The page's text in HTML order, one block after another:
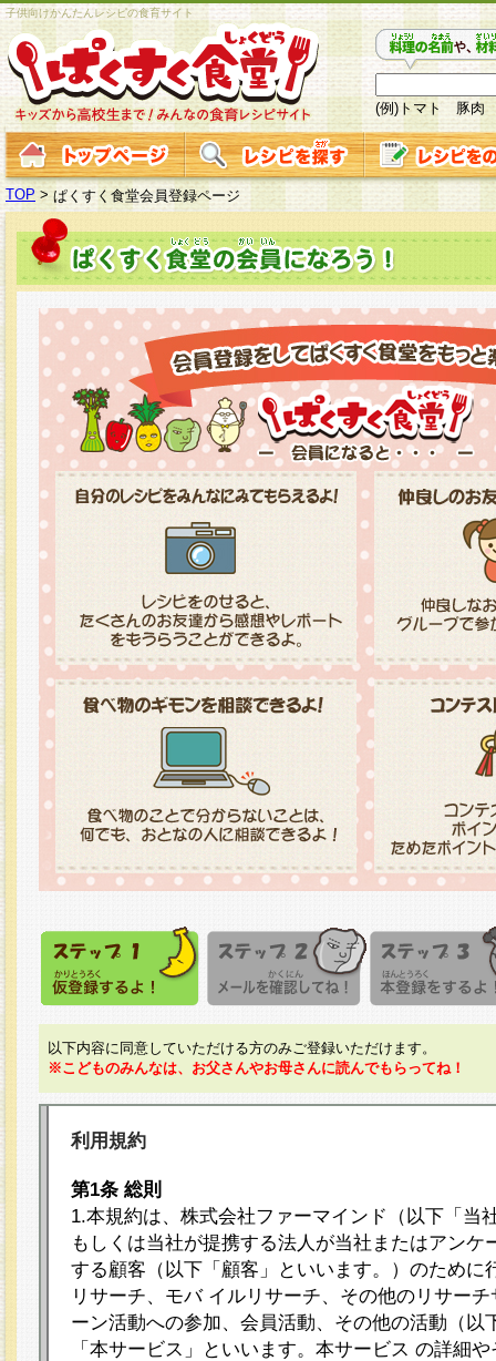
子供向けかんたんレシピの食育サイト
(例)トマト 豚肉
TOP > ぱくすく食堂会員登録ページ
以下内容に同意していただける方のみご登録いただけます。
※こどものみんなは、お父さんやお母さんに読んでもらってね！
利用規約
第1条 総則
1.本規約は、株式会社ファーマインド（以下「当
もしくは当社が提携する法人が当社またはアンケ
する顧客（以下「顧客」といいます。）のために
リサーチ、モバ イルリサーチ、その他のリサー
ーン活動への参加、会員活動、その他の活動（以
「本サービス」といいます。本サービス の詳細